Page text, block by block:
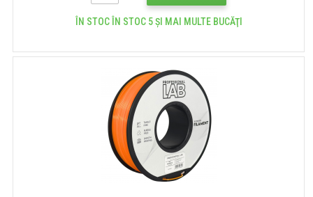
ÎN STOC ÎN STOC 5 ȘI MAI MULTE BUCĂŢI